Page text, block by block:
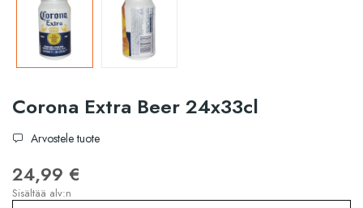
Corona Extra Beer 24x33cl
Arvostele tuote
24,99 €
Sisältää alv:n